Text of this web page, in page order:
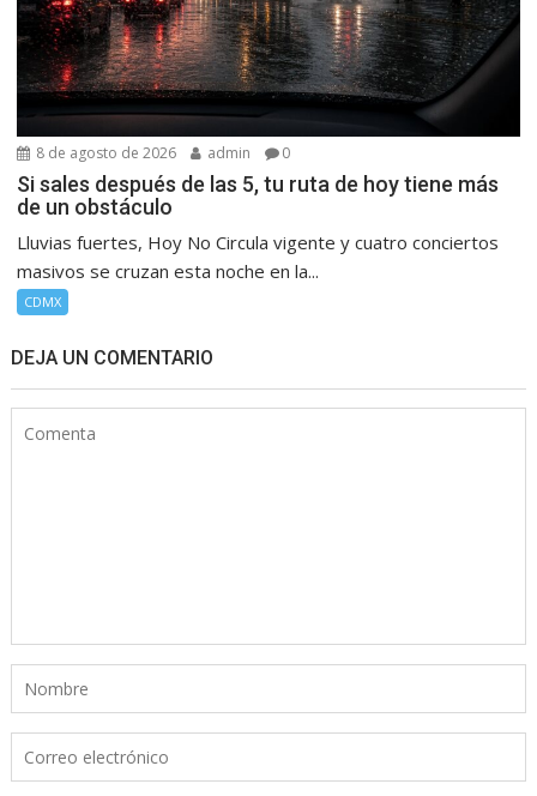
8 de agosto de 2026 admin 0
Si sales después de las 5, tu ruta de hoy tiene más
de un obstáculo
Lluvias fuertes, Hoy No Circula vigente y cuatro conciertos
masivos se cruzan esta noche en la...
CDMX
DEJA UN COMENTARIO